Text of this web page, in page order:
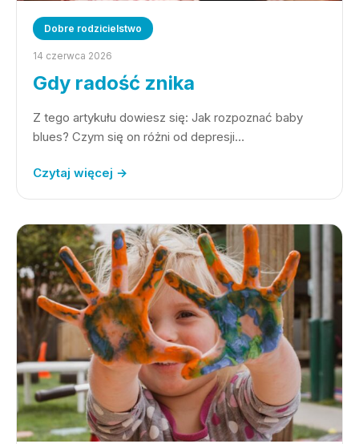
Dobre rodzicielstwo
14 czerwca 2026
Gdy radość znika
Z tego artykułu dowiesz się: Jak rozpoznać baby
blues? Czym się on różni od depresji…
Czytaj więcej →